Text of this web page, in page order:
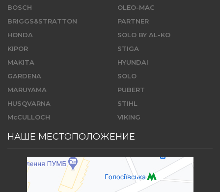
BOSCH
BRIGGS&STRATTON
HONDA
KIPOR
MAKITA
GARDENA
MARUYAMA
HUSQVARNA
McCULLOCH
OLEO-MAC
PARTNER
SOLO BY AL-KO
STIGA
HYUNDAI
SOLO
PUBERT
STIHL
VIKING
НАШЕ МЕСТОПОЛОЖЕНИЕ